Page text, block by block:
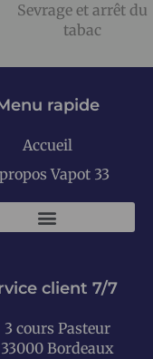
Sevrage et arrêt du
tabac
rapide
Accueil
Vapot 33
client 7/7
3 cours Pasteur
33000 Bordeaux